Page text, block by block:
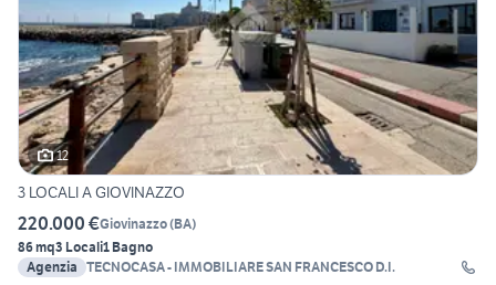
12
3 LOCALI A GIOVINAZZO
220.000 €Giovinazzo(BA)
86 mq3 Locali1 Bagno
Agenzia TECNOCASA - IMMOBILIARE SAN FRANCESCO D.I.